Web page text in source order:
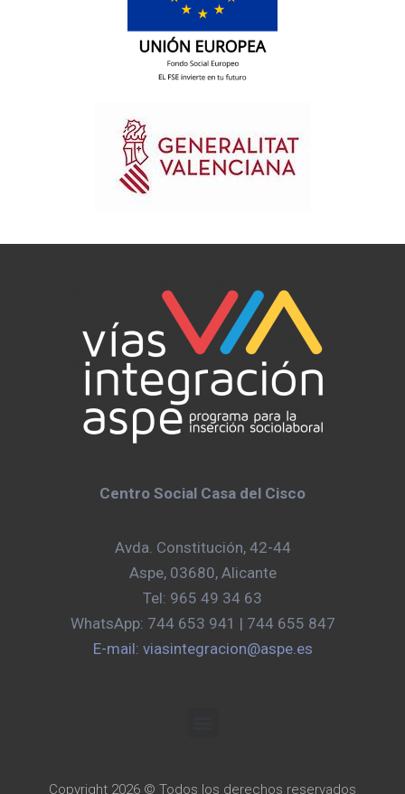
Centro Social Casa del Cisco
Avda. Constitución, 42-44
Aspe, 03680, Alicante
Tel: 965 49 34 63
WhatsApp: 744 653 941 | 744 655 847
E-mail: viasintegracion@aspe.es
Copyright 2026 © Todos los derechos reservados